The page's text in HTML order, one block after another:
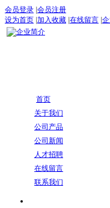
会员登录 会员注册
设为首页 加入收藏 在线留言
首页
关于我们
公司产品
公司新闻
人才招聘
在线留言
联系我们